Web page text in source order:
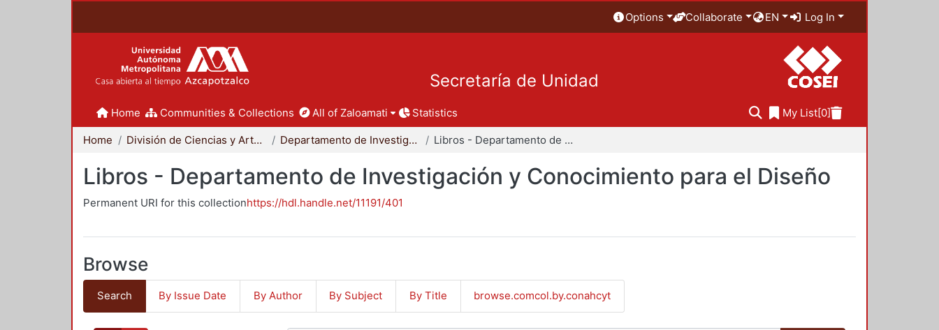
Options Collaborate EN Log In
Secretaría de Unidad
Home Communities & Collections All of Zaloamati Statistics My List[0]
Home División de Ciencias y Artes para el Diseño Departamento de Investigación y Conocimiento para el Diseño Libros - Departamento de Investigación y Conocimiento para el Diseño
Libros - Departamento de Investigación y Conocimiento para el Diseño
Permanent URI for this collectionhttps://hdl.handle.net/11191/401
Browse
Search By Issue Date By Author By Subject By Title browse.comcol.by.conahcyt